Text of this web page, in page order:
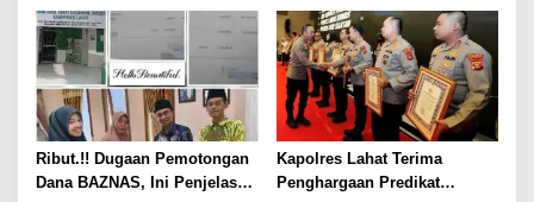
Ribut.!! Dugaan Pemotongan
Dana BAZNAS, Ini Penjelasan
Kapolres Lahat Terima
Penghargaan Predikat